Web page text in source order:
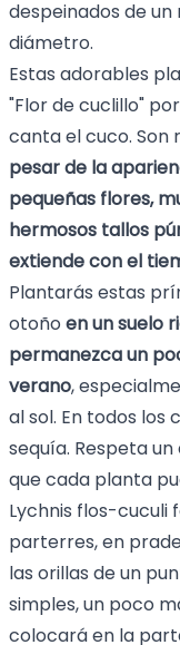
despeinados de
diámetro.
Estas adorables
"Flor de cuclillo"
canta el cuco. Son
pesar de la
pequeñas flores,
hermosos tallos
extiende con el
Plantarás estas
otoño en un suelo
permanezca un
verano,
al sol. En todos los
sequía. Respeta
que cada planta
Lychnis flos-cuculi
parterres, en
las orillas de un
simples, un poco
colocará en la